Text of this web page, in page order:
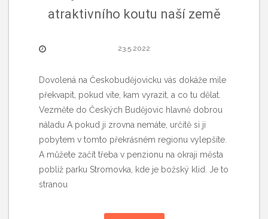
atraktivního koutu naší země
23.5.2022
Dovolená na Českobudějovicku vás dokáže mile
překvapit, pokud víte, kam vyrazit, a co tu dělat.
Vezměte do Českých Budějovic hlavně dobrou
náladu A pokud ji zrovna nemáte, určitě si ji
pobytem v tomto překrásném regionu vylepšíte.
A můžete začít třeba v penzionu na okraji města
poblíž parku Stromovka, kde je božský klid. Je to
stranou